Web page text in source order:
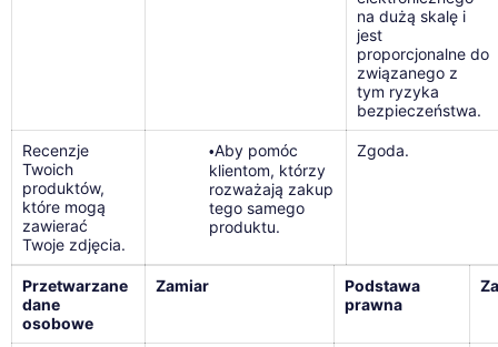
na dużą skalę i
jest
proporcjonalne do
związanego z
tym ryzyka
bezpieczeństwa.
Recenzje
Twoich
produktów,
które mogą
zawierać
Twoje zdjęcia.
•Aby pomóc
klientom, którzy
rozważają zakup
tego samego
produktu.
Zgoda.
Przetwarzane
dane
osobowe
Zamiar
Podstawa
prawna